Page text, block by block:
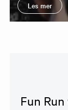
Les mer
Fun